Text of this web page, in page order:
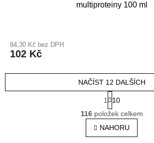
multiproteiny 100 ml
84,30 Kč bez DPH
102 Kč
O
v
l
á
NAČÍST 12 DALŠÍCH
t
r
á
n
k
1
10
116položek celkem
NAHORU